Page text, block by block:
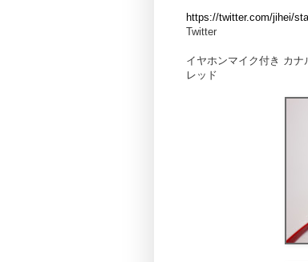
https://twitter.com/jihei/
Twitter
イヤホンマイク付き カ
レッド